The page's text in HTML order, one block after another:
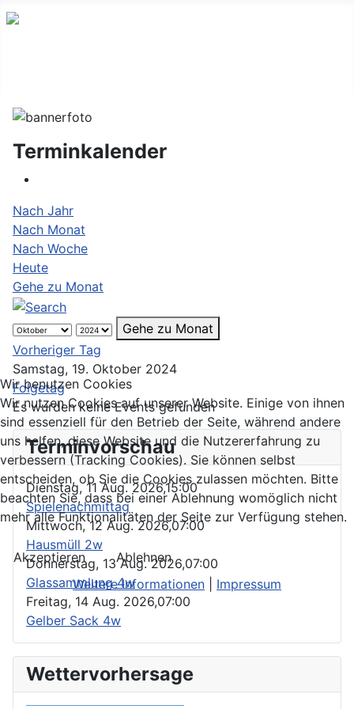
Terminkalender
Nach Jahr
Nach Monat
Nach Woche
Heute
Gehe zu Monat
Gehe zu Monat
Vorheriger Tag
Samstag, 19. Oktober 2024
Folgetag
Es wurden keine Events gefunden
Terminvorschau
Dienstag, 11 Aug. 2026,15:00
Spielenachmittag
Mittwoch, 12 Aug. 2026,07:00
Hausmüll 2w
Donnerstag, 13 Aug. 2026,07:00
Glassammlung 4w
Freitag, 14 Aug. 2026,07:00
Gelber Sack 4w
Wettervorhersage
Wir benutzen Cookies
Wir nutzen Cookies auf unserer Website. Einige von ihnen
sind essenziell für den Betrieb der Seite, während andere
uns helfen, diese Website und die Nutzererfahrung zu
verbessern (Tracking Cookies). Sie können selbst
entscheiden, ob Sie die Cookies zulassen möchten. Bitte
beachten Sie, dass bei einer Ablehnung womöglich nicht
mehr alle Funktionalitäten der Seite zur Verfügung stehen.
Akzeptieren
Ablehnen
Weitere Informationen
Impressum